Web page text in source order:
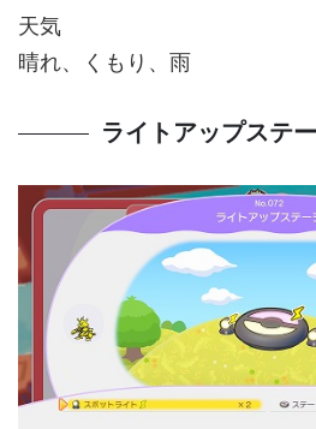
天気
晴れ、くもり、雨
ライトアップステ